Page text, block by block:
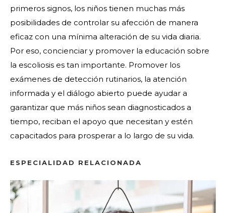
primeros signos, los niños tienen muchas más
posibilidades de controlar su afección de manera
eficaz con una mínima alteración de su vida diaria.
Por eso, concienciar y promover la educación sobre
la escoliosis es tan importante. Promover los
exámenes de detección rutinarios, la atención
informada y el diálogo abierto puede ayudar a
garantizar que más niños sean diagnosticados a
tiempo, reciban el apoyo que necesitan y estén
capacitados para prosperar a lo largo de su vida.
ESPECIALIDAD RELACIONADA